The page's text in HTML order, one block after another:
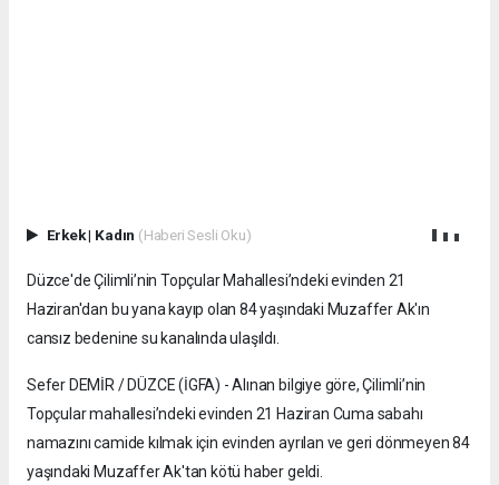
Erkek| Kadın (Haberi Sesli Oku)
Düzce'de Çilimli’nin Topçular Mahallesi’ndeki evinden 21
Haziran'dan bu yana kayıp olan 84 yaşındaki Muzaffer Ak'ın
cansız bedenine su kanalında ulaşıldı.
Sefer DEMİR / DÜZCE (İGFA) - Alınan bilgiye göre, Çilimli’nin
Topçular mahallesi’ndeki evinden 21 Haziran Cuma sabahı
namazını camide kılmak için evinden ayrılan ve geri dönmeyen 84
yaşındaki Muzaffer Ak'tan kötü haber geldi.